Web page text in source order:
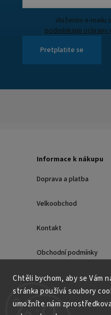
Chtěli bychom, aby se Vám
stránka používá soubory
umožníte nám
podmínkami ochrany
Pretplatite se
Informace k nákupu
Doprava a platba
Velkoobchod
Kontakt
Obchodní podmínky
Podmínky ochrany